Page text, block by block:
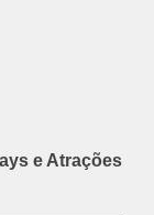
e Atrações